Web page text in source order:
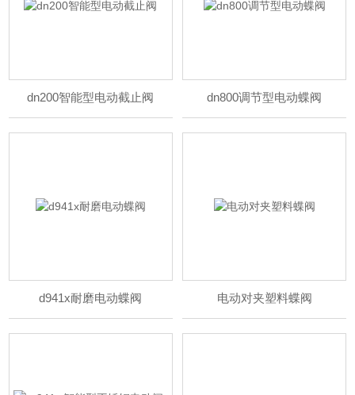
dn200智能型电动截止阀 dn800调节型电动蝶阀
d941x耐磨电动蝶阀 电动对夹塑料蝶阀